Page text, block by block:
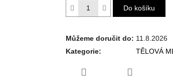
Do košíku
Můžeme doručit do: 11.8.2026
Kategorie: TĚLOVÁ